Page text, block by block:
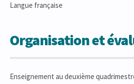
Langue française
Organisation et
Enseignement au deuxième